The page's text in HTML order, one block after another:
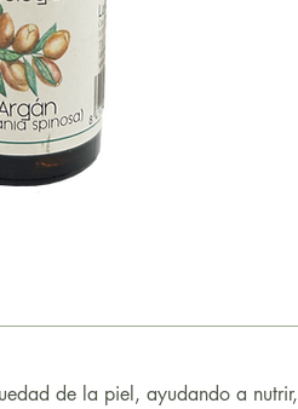
de la piel, ayudando a nutrir,